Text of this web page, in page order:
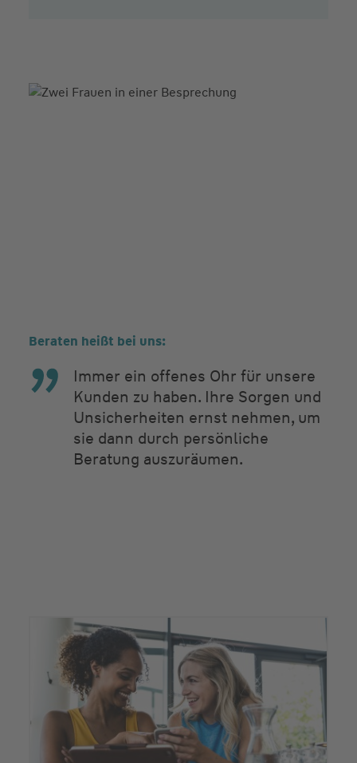
Beraten heißt bei uns:
Immer ein offenes Ohr für unsere
Kunden zu haben. Ihre Sorgen und
Unsicherheiten ernst nehmen, um
sie dann durch persönliche
Beratung auszuräumen.